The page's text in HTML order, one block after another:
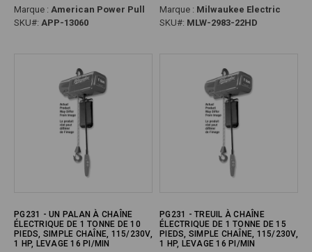
Marque : American Power Pull
SKU#: APP-13060
Marque : Milwaukee Electric
SKU#: MLW-2983-22HD
PG231 - UN PALAN À CHAÎNE
ÉLECTRIQUE DE 1 TONNE DE 10
PIEDS, SIMPLE CHAÎNE, 115/230V,
1 HP, LEVAGE 16 PI/MIN
PG231 - TREUIL À CHAÎNE
ÉLECTRIQUE DE 1 TONNE DE 15
PIEDS, SIMPLE CHAÎNE, 115/230V,
1 HP, LEVAGE 16 PI/MIN